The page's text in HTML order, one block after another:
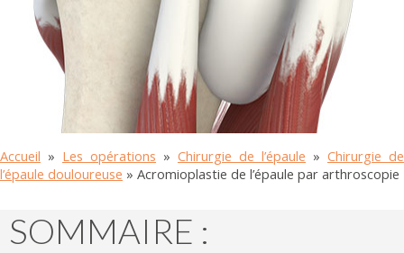
Accueil » Les opérations » Chirurgie de l’épaule » Chirurgie de
l’épaule douloureuse » Acromioplastie de l’épaule par arthroscopie
SOMMAIRE :